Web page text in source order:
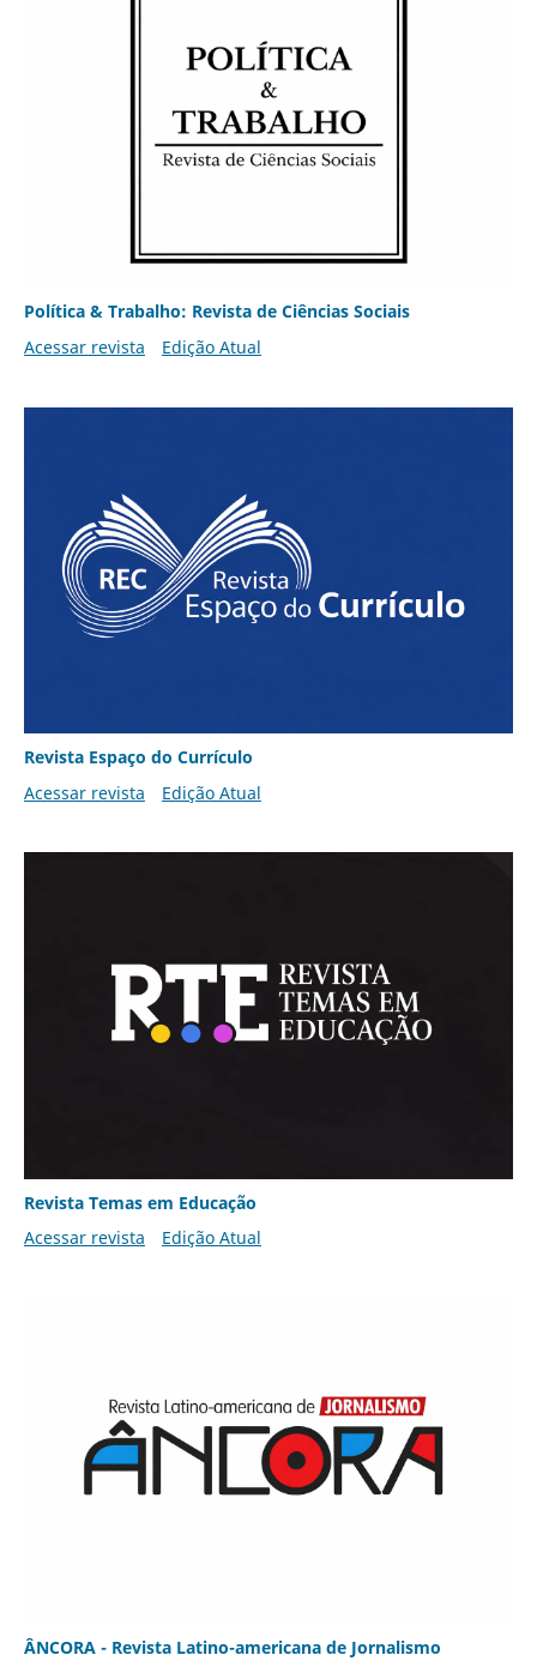
Política & Trabalho: Revista de Ciências Sociais
Acessar revista
Edição Atual
Revista Espaço do Currículo
Acessar revista
Edição Atual
Revista Temas em Educação
Acessar revista
Edição Atual
ÂNCORA - Revista Latino-americana de Jornalismo